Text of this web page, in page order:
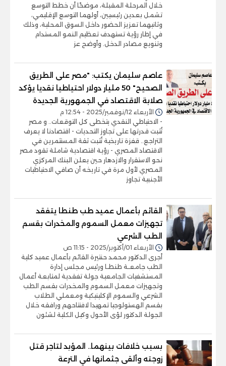
خلال المرحلة المقبلة، موضحًا أن خطط التوسع
تشمل بعدين رئيسيين، أولهما التوسع الإقليمي،
وثانيهما تعزيز الحضور داخل السوق المحلية، وذلك
في إطار رؤية تستهدف تعظيم النمو المستدام
وتنويع مصادر الدخل. وأوضح عز
عاصم سليمان يكتب: "مصر على الطريق
الصحيح" 50 مليار دولار احتياطيا نقديا يؤكد
صلابة الاقتصاد في الجمهورية الجديدة
الأربعاء 12/نوفمبر/2025 - 12:54 م
- الاحتياطي النقدي يتخطى كل التوقعات.. و مصر
تُثبت قدرتها على تجاوز التحديات - اقتصادنا لا يعرف
التراجع.. قفزة تاريخية تُثبت ثقة المستثمرين في
الاقتصاد المصري - رؤية اقتصادية شاملة تقود مصر
نحو الاستقرار والازدهار حين يعلن البنك المركزي
المصري لأول مرة في تاريخه أن صافي الاحتياطيات
الأجنبية تجاوز
القائم بأعمال عميد طب طنطا يتفقد
تجهيزات معمل السموم والمخدرات بقسم
الطب الشرعي
الأربعاء 01/أكتوبر/2025 - 11:15 ص
أجرى الدكتور محمد حنتيرة القائم بأعمال عميد كلية
الطب جامعـة طنطـا ورئيس مجلس إدارة
المستشفيات الجامعية جولة تفقدية لمتابعة أعمال
وتجهيزات معمل السموم والمخدرات بقسم الطب
الشرعي والسموم الإكلينيكية ومعملي الطلاب
بقسم الهستولوجيا تمهيدا لافتتاحهم ورافقه خلال
الجولة الدكتور لؤى الأحول وكيل الكلية لشئون
بسبب خلافات بينهما.. المؤبد لتاجر قتل
زوجته وألقى جثمانها في الترعة